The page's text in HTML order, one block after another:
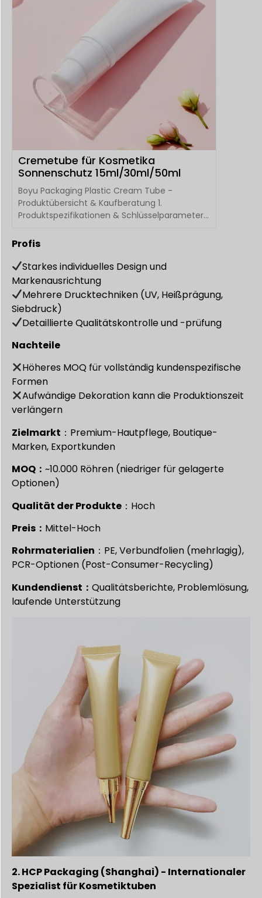
Cremetube für Kosmetika
Sonnenschutz 15ml/30ml/50ml
Boyu Packaging Plastic Cream Tube -
Produktübersicht & Kaufberatung 1.
Produktspezifikationen & Schlüsselparameter
Profis
Starkes individuelles Design und
Markenausrichtung
Mehrere Drucktechniken (UV, Heißprägung,
Siebdruck)
Detaillierte Qualitätskontrolle und -prüfung
Nachteile
Höheres MOQ für vollständig kundenspezifische
Formen
Aufwändige Dekoration kann die Produktionszeit
verlängern
Zielmarkt ：Premium-Hautpflege, Boutique-
Marken, Exportkunden
MOQ： ~10.000 Röhren (niedriger für gelagerte
Optionen)
Qualität der Produkte ：Hoch
Preis： Mittel-Hoch
Rohrmaterialien ：PE, Verbundfolien (mehrlagig),
PCR-Optionen (Post-Consumer-Recycling)
Kundendienst： Qualitätsberichte, Problemlösung,
laufende Unterstützung
2. HCP Packaging (Shanghai) - Internationaler
Spezialist für Kosmetiktuben